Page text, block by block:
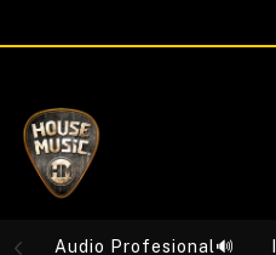
Audio Profesional🔊